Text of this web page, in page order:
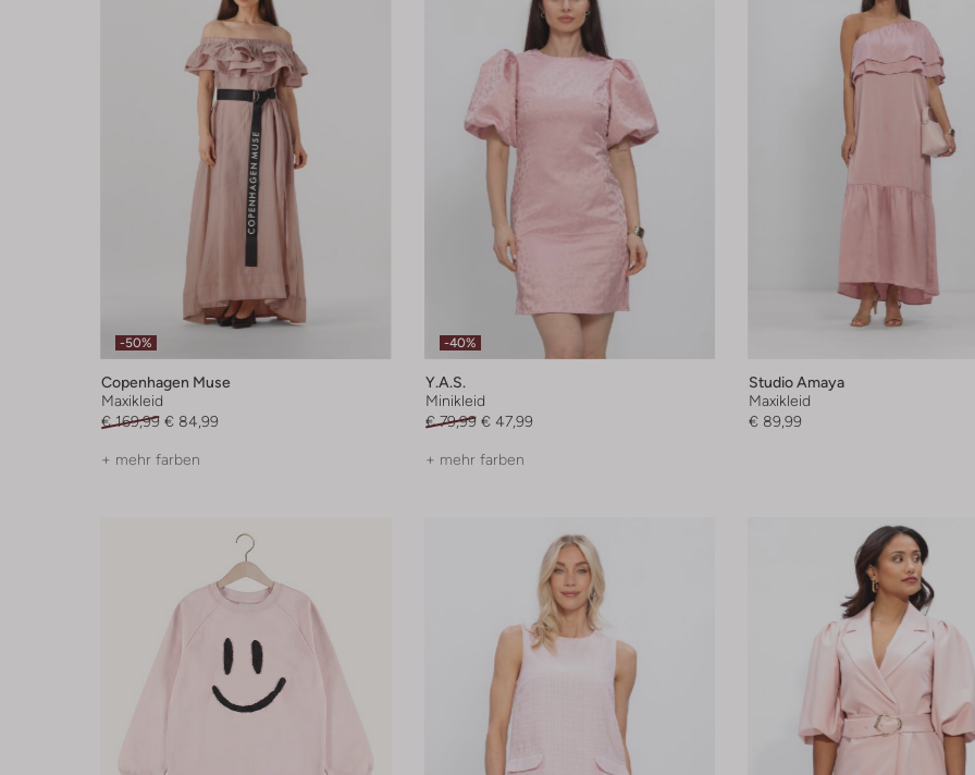
-50%
Copenhagen Muse
Maxikleid
€ 169,99 € 84,99
+ mehr farben
-40%
Y.a.s.
Minikleid
€ 79,99 € 47,99
+ mehr farben
Studio Amaya
Maxikleid
€ 89,99